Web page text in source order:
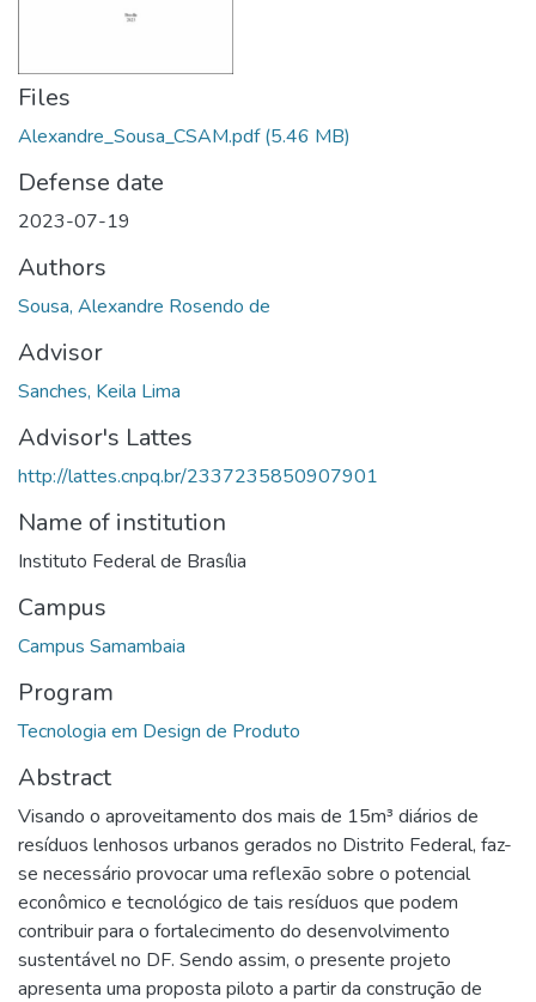
Files
Alexandre_Sousa_CSAM.pdf(5.46 MB)
Defense date
2023-07-19
Authors
Sousa, Alexandre Rosendo de
Advisor
Sanches, Keila Lima
Advisor's Lattes
http://lattes.cnpq.br/2337235850907901
Name of institution
Instituto Federal de Brasília
Campus
Campus Samambaia
Program
Tecnologia em Design de Produto
Abstract
Visando o aproveitamento dos mais de 15m³ diários de
resíduos lenhosos urbanos gerados no Distrito Federal, faz-
se necessário provocar uma reflexão sobre o potencial
econômico e tecnológico de tais resíduos que podem
contribuir para o fortalecimento do desenvolvimento
sustentável no DF. Sendo assim, o presente projeto
apresenta uma proposta piloto a partir da construção de